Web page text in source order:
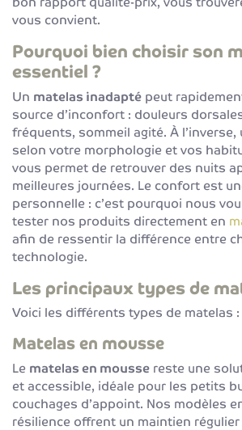
vous convient.
Pourquoi bien choisir son
essentiel ?
Un matelas inadapté peut
source d’inconfort : douleurs
fréquents, sommeil agité. À
selon votre morphologie et vos
vous permet de retrouver des nuits
meilleures journées. Le confort est
personnelle : c’est pourquoi nous
tester nos produits directement en
afin de ressentir la différence entre
technologie.
Les principaux types de
Voici les différents types de matelas :
Matelas en mousse
Le matelas en mousse reste une
et accessible, idéale pour les petits
couchages d’appoint. Nos modèles
résilience offrent un maintien